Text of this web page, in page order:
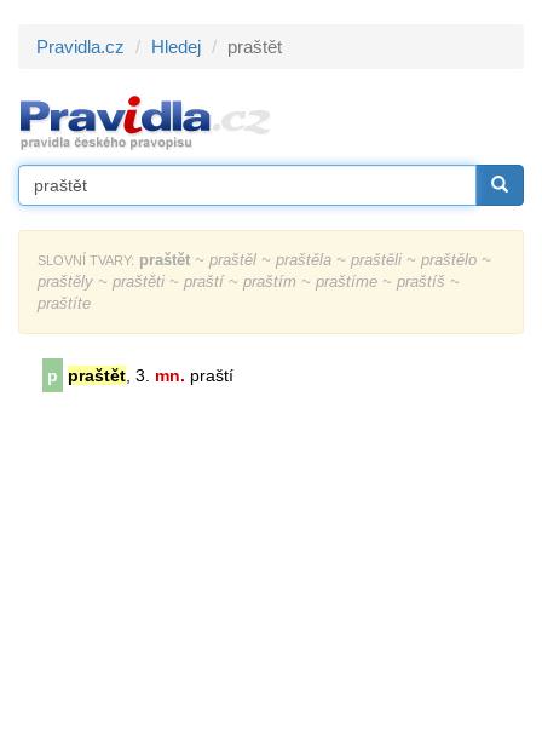
Pravidla.cz Hledej praštět
SLOVNÍ TVARY: praštět ~ praštěl ~ praštěla ~ praštěli ~ praštělo ~
praštěly ~ praštěti ~ praští ~ praštím ~ praštíme ~ praštíš ~
praštíte
p praštět , 3. mn. praští